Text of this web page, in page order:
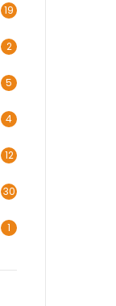
19
2
5
4
12
30
1